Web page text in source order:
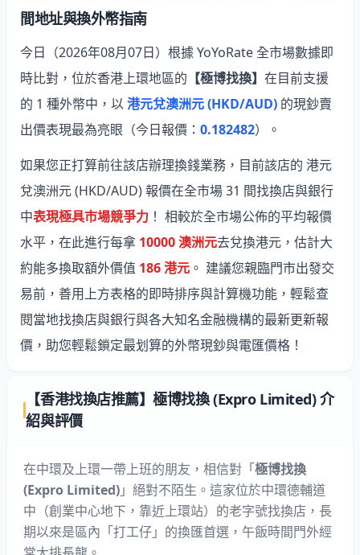
間地址與換外幣指南
今日（2026年08月07日）根據 YoYoRate 全市場數據即
時比對，位於香港上環地區的 【極博找換】 在目前支援
的 1 種外幣中，以港元兌澳洲元 (HKD/AUD) 的現鈔賣
出價表現最為亮眼 （今日報價： 0.182482）。
如果您正打算前往該店辦理換錢業務，目前該店的 港元
兌澳洲元 (HKD/AUD) 報價在全市場 31 間找換店與銀行
中表現極具市場競爭力 ！ 相較於全市場公佈的平均報價
水平，在此進行每拿 10000 澳洲元去兌換港元，估計大
約能多換取額外價值 186 港元 。 建議您親臨門市出發交
易前，善用上方表格的即時排序與計算機功能，輕鬆查
閱當地找換店與銀行與各大知名金融機構的最新更新報
價，助您輕鬆鎖定最划算的外幣現鈔與電匯價格！
【香港找換店推薦】極博找換 (Expro Limited) 介
紹與評價
在中環及上環一帶上班的朋友，相信對「極博找換
(Expro Limited)」絕對不陌生。這家位於中環德輔道
中（創業中心地下，靠近上環站）的老字號找換店，長
期以來是區內「打工仔」的換匯首選，午飯時間門外經